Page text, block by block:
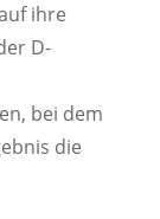
ihre
D-
bei dem
die